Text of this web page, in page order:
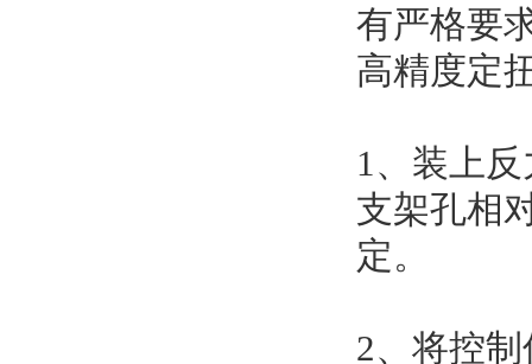
有严格要
高精度定
1、装上
支架孔相
定。
2、将控